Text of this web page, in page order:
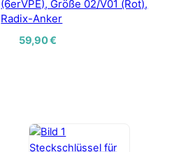
(6erVPE), Größe 02/V01 (Rot),
Radix-Anker
59,90€